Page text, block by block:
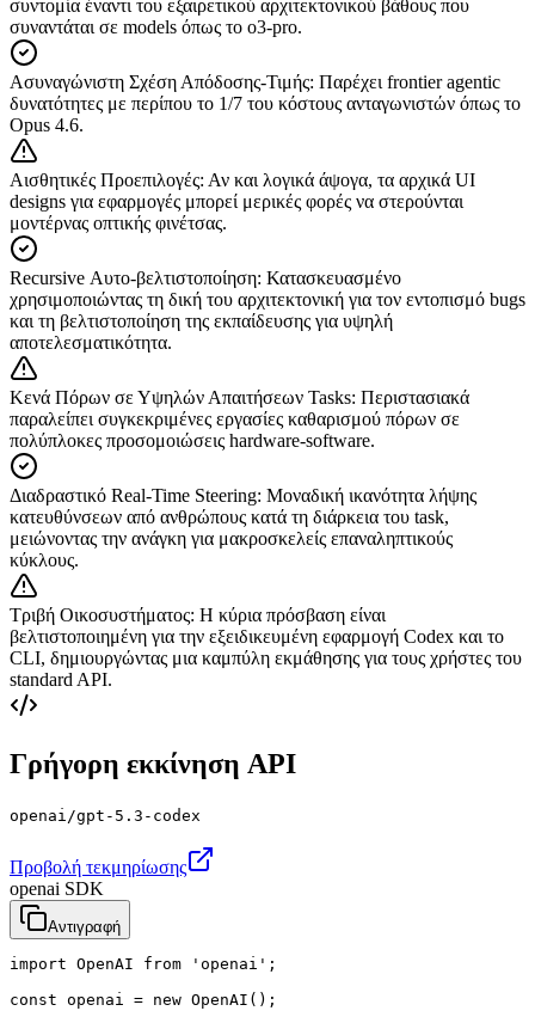
συντομία έναντι του εξαιρετικού αρχιτεκτονικού βάθους που
συναντάται σε models όπως το o3-pro.
Ασυναγώνιστη Σχέση Απόδοσης-Τιμής: Παρέχει frontier agentic
δυνατότητες με περίπου το 1/7 του κόστους ανταγωνιστών όπως το
Opus 4.6.
Αισθητικές Προεπιλογές: Αν και λογικά άψογα, τα αρχικά UI
designs για εφαρμογές μπορεί μερικές φορές να στερούνται
μοντέρνας οπτικής φινέτσας.
Recursive Αυτο-βελτιστοποίηση: Κατασκευασμένο
χρησιμοποιώντας τη δική του αρχιτεκτονική για τον εντοπισμό bugs
και τη βελτιστοποίηση της εκπαίδευσης για υψηλή
αποτελεσματικότητα.
Κενά Πόρων σε Υψηλών Απαιτήσεων Tasks: Περιστασιακά
παραλείπει συγκεκριμένες εργασίες καθαρισμού πόρων σε
πολύπλοκες προσομοιώσεις hardware-software.
Διαδραστικό Real-Time Steering: Μοναδική ικανότητα λήψης
κατευθύνσεων από ανθρώπους κατά τη διάρκεια του task,
μειώνοντας την ανάγκη για μακροσκελείς επαναληπτικούς
κύκλους.
Τριβή Οικοσυστήματος: Η κύρια πρόσβαση είναι
βελτιστοποιημένη για την εξειδικευμένη εφαρμογή Codex και το
CLI, δημιουργώντας μια καμπύλη εκμάθησης για τους χρήστες του
standard API.
Γρήγορη εκκίνηση API
openai/gpt-5.3-codex
Προβολή τεκμηρίωσης
openai SDK
Αντιγραφή
import OpenAI from 'openai';
const openai = new OpenAI();